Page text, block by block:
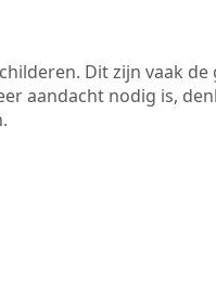
Dit zijn vaak
aandacht nodig is,